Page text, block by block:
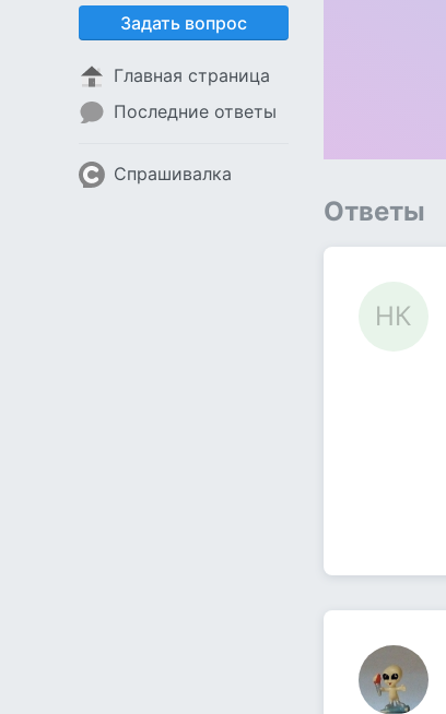
Задать вопрос
Главная страница
Последние ответы
Спрашивалка
Ответы
НК